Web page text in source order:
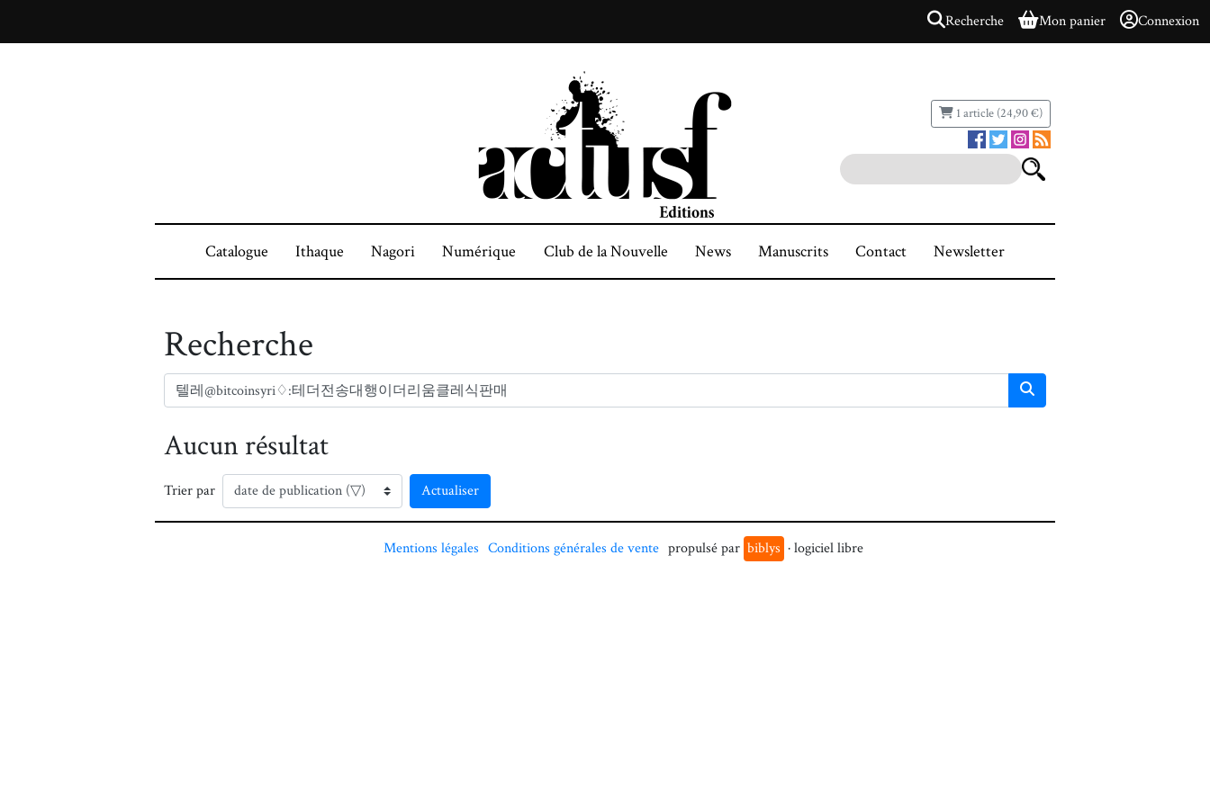
Recherche Mon panier Connexion
1 article (24,90 €)
Catalogue Ithaque Nagori Numérique Club de la Nouvelle News Manuscrits Contact Newsletter
Recherche
Aucun résultat
Trier par Actualiser
Mentions légales Conditions générales de vente propulsé par biblys · logiciel libre